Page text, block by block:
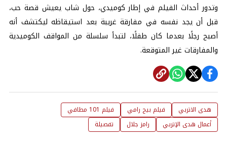
وتدور أحداث الفيلم في إطار كوميدي، حول شاب يعيش قصة حب،
قبل أن يجد نفسه في مفارقة غريبة بعد استيقاظه ليكتشف أنه
أصبح رجلًا بعدما كان طفلًا، لتبدأ سلسلة من المواقف الكوميدية
والمفارقات غير المتوقعة.
هدى الاتربي فيلم بيج رامي
فيلم 101 مطافي
أعمال هدى الإتربي
رامز جلال تفصيلة